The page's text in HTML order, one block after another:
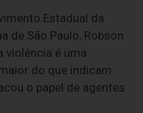
Estadual da
de São Paulo, Robson
violência é uma
do que indicam
o papel de agentes